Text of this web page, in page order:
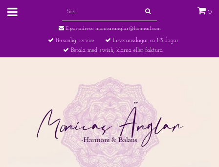
0
E-postadress: monicasanglar@hotmail.com
Personlig service
Leveransdagar ca 1-3 dagar
Betala med swish, klarna eller faktura